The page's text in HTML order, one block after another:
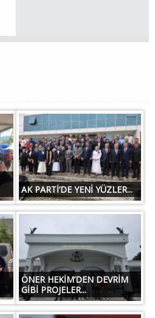
AK PARTİ’DE YENİ YÜZLER...
ÖNER HEKİM’DEN DEVRİM
GİBİ PROJELER...